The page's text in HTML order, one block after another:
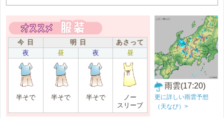
今 日 明 日
あさって
夜
昼 夜 昼
半そで 半そで 半そで
ノー
スリーブ
雨雲(17:20)
更に詳しい雨雲予想
（天なび）>